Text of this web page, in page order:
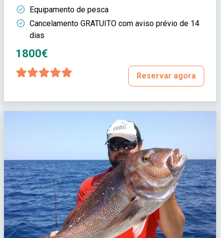
Equipamento de pesca
Cancelamento GRATUITO com aviso prévio de 14
dias
1800€
Reservar agora